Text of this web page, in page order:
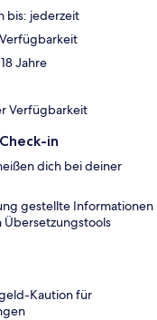
bis: jederzeit
Jahre
Verfügbarkeit
in
dich bei deiner
gestellte Informationen
Kaution für